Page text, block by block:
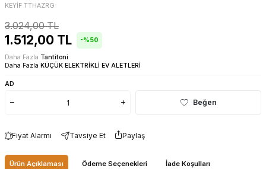
KEYİF TTHAZRG
3.024,00TL
1.512,00 TL -%50
Daha Fazla Tantitoni
Daha Fazla KÜÇÜK ELEKTRİKLİ EV ALETLERİ
AD
Beğen
Fiyat Alarmı Tavsiye Et Paylaş
Ürün Açıklaması Ödeme Seçenekleri İade Koşulları